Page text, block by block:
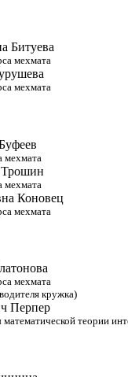
Битуева
мехмата
мехмата
мехмата
мехмата
Коновец
мехмата
мехмата
кружка)
Перпер
теории